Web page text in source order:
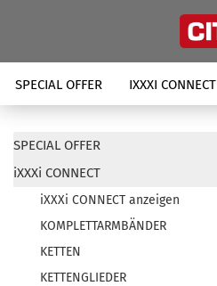
SPECIAL OFFER IXXXI CONNECT
SPECIAL OFFER
iXXXi CONNECT
iXXXi CONNECT anzeigen
KOMPLETTARMBÄNDER
KETTEN
KETTENGLIEDER